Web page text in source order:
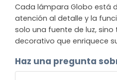
Cada lámpara Globo está
atención al detalle y la
solo una fuente de luz,
decorativo que enriquece
Haz una pregunta